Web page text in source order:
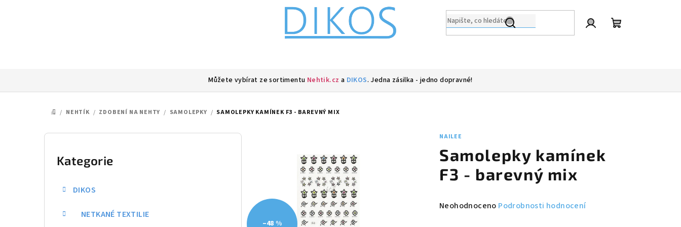
Můžete vybírat ze sortimentu Nehtik.cz a DIKOS. Jedna zásilka - jedno dopravné!
DOMŮ
/ NEHTÍK / ZDOBENÍ NA NEHTY / SAMOLEPKY / SAMOLEPKY KAMÍNEK F3 - BAREVNÝ MIX
P
Přeskočit
kategorie
Kategorie
DIKOS
NETKANÉ TEXTILIE
NAILEE
Samolepky kamínek
F3 - barevný mix
Průměrné
Neohodnoceno Podrobnosti hodnocení
–48 %